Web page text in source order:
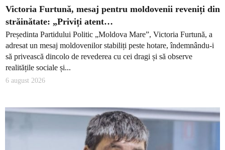
Victoria Furtună, mesaj pentru moldovenii reveniți din
străinătate: „Priviți atent…
Președinta Partidului Politic „Moldova Mare”, Victoria Furtună, a
adresat un mesaj moldovenilor stabiliți peste hotare, îndemnându-i
să privească dincolo de revederea cu cei dragi și să observe
realitățile sociale și...
6 august 2026